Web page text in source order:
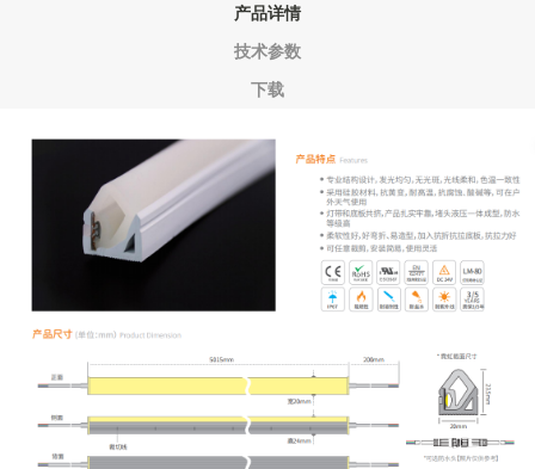
产品详情
技术参数
下载